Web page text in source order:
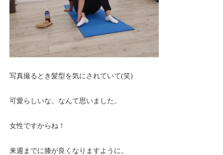
写真撮るとき髪型を気にされていて(笑)
可愛らしいな。なんて思いました。
女性ですからね！
来週までに膝が良くなりますように。